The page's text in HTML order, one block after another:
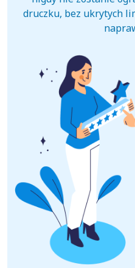
druczku, bez ukrytych